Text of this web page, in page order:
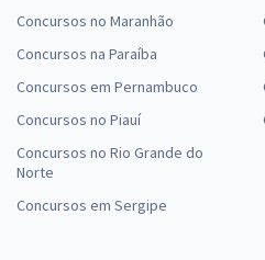
Concursos no Maranhão
Concursos na Paraíba
Concursos em Pernambuco
Concursos no Piauí
Concursos no Rio Grande do
Norte
Concursos em Sergipe